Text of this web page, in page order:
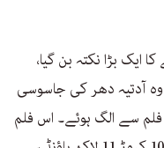
ایک بڑا نکتہ بن گیا،
وہ آدتیہ دھر کی جاسوسی
فلم سے الگ ہوئے۔ اس فلم